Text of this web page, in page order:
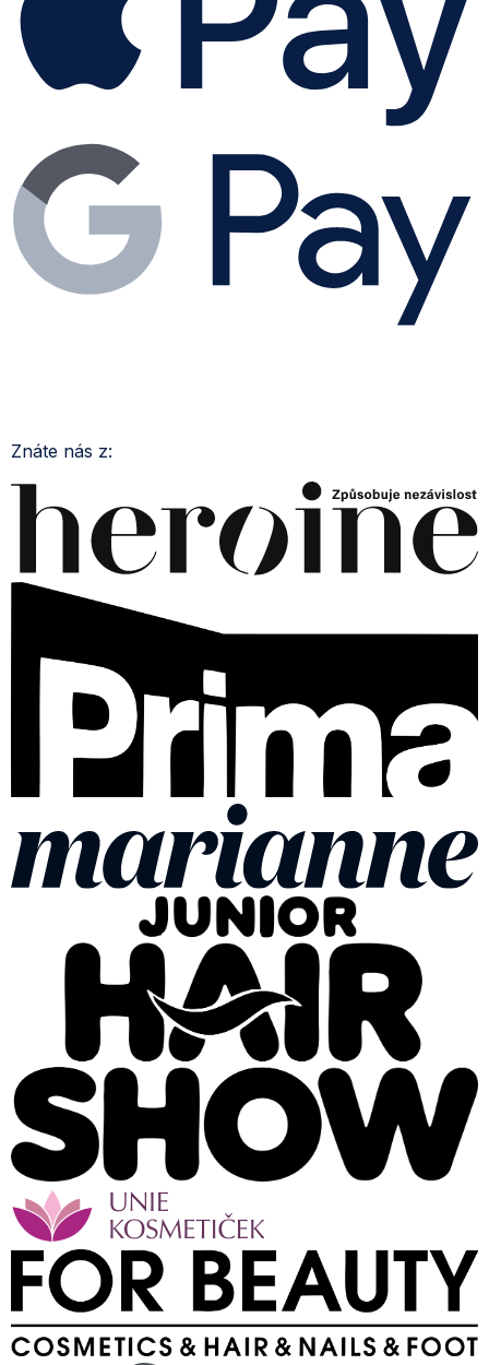
Znáte nás z: